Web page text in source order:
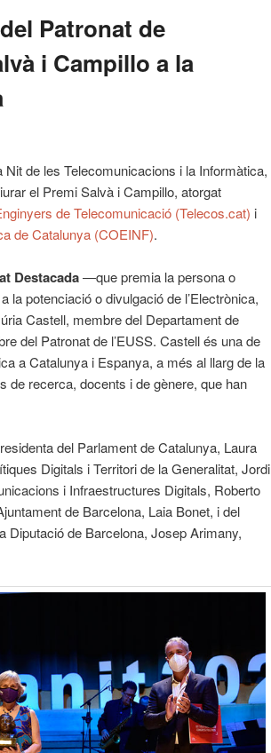
Patronat de
i Campillo a la
de les Telecomunicacions i la Informàtica,
el Premi Salvà i Campillo, atorgat
de Telecomunicació (Telecos.cat) i
de Catalunya (COEINF).
Destacada—que premia la persona o
la potenciació o divulgació de l’Electrònica,
Castell, membre del Departament de
del Patronat de l’EUSS. Castell és una de
a Catalunya i Espanya, a més al llarg de la
recerca, docents i de gènere, que han
del Parlament de Catalunya, Laura
Digitals i Territori de la Generalitat, Jordi
i Infraestructures Digitals, Roberto
de Barcelona, Laia Bonet, i del
Diputació de Barcelona, Josep Arimany,